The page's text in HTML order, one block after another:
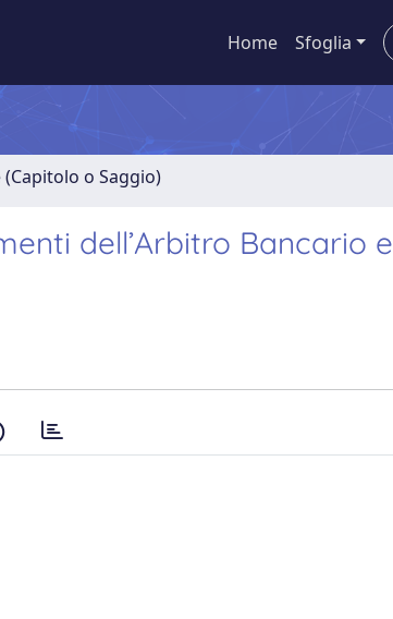
Home Sfoglia
o Saggio)
dell’Arbitro Bancario e